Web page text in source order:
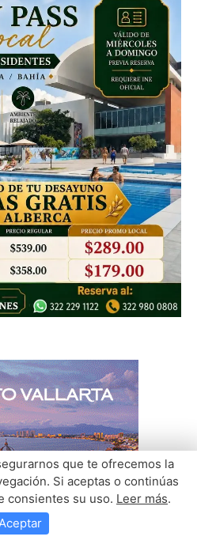
que te ofrecemos la
Si aceptas o continúas
consientes su uso. Leer más.